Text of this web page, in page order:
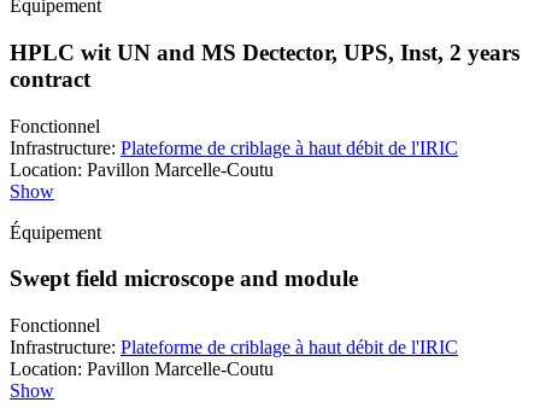
Équipement
HPLC wit UN and MS Dectector, UPS, Inst, 2 years
contract
Fonctionnel
Infrastructure: Plateforme de criblage à haut débit de l'IRIC
Location: Pavillon Marcelle-Coutu
Show
Équipement
Swept field microscope and module
Fonctionnel
Infrastructure: Plateforme de criblage à haut débit de l'IRIC
Location: Pavillon Marcelle-Coutu
Show